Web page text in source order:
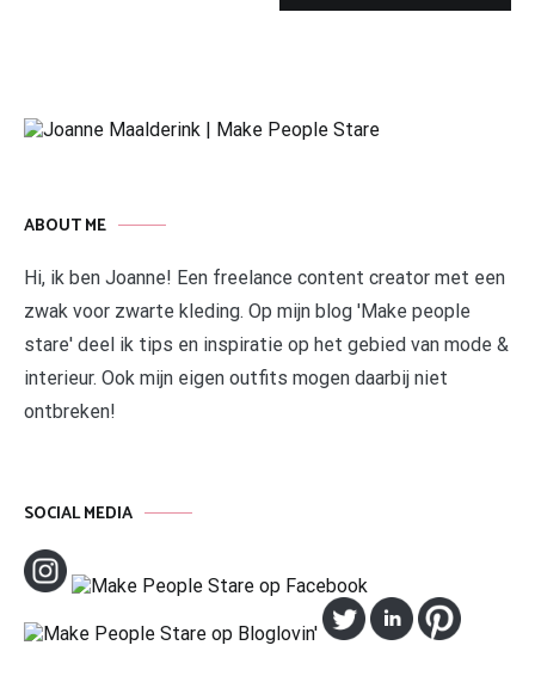
ABOUT ME
Hi, ik ben Joanne! Een freelance content creator met een
zwak voor zwarte kleding. Op mijn blog 'Make people
stare' deel ik tips en inspiratie op het gebied van mode &
interieur. Ook mijn eigen outfits mogen daarbij niet
ontbreken!
SOCIAL MEDIA